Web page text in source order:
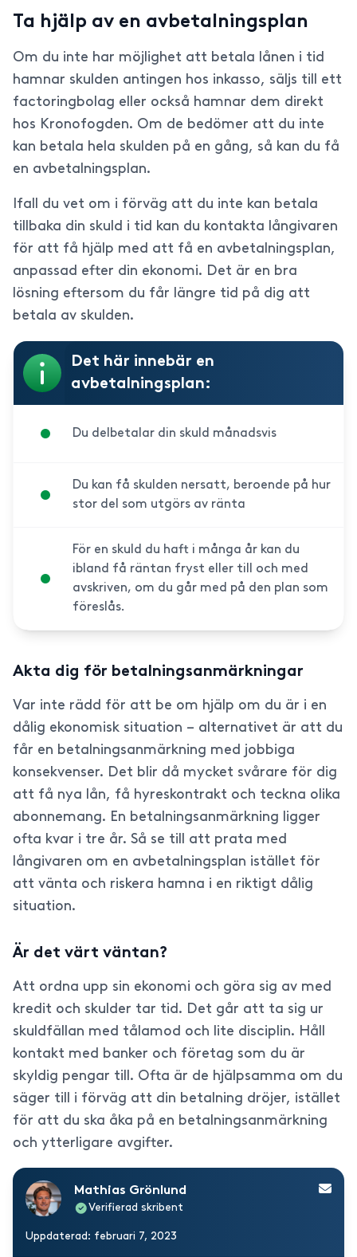
Ta hjälp av en avbetalningsplan
Om du inte har möjlighet att betala lånen i tid
hamnar skulden antingen hos inkasso, säljs till ett
factoringbolag eller också hamnar dem direkt
hos Kronofogden. Om de bedömer att du inte
kan betala hela skulden på en gång, så kan du få
en avbetalningsplan.
Ifall du vet om i förväg att du inte kan betala
tillbaka din skuld i tid kan du kontakta långivaren
för att få hjälp med att få en avbetalningsplan,
anpassad efter din ekonomi. Det är en bra
lösning eftersom du får längre tid på dig att
betala av skulden.
Det här innebär en
avbetalningsplan:
Du delbetalar din skuld månadsvis
Du kan få skulden nersatt, beroende på hur
stor del som utgörs av ränta
För en skuld du haft i många år kan du
ibland få räntan fryst eller till och med
avskriven, om du går med på den plan som
föreslås.
Akta dig för betalningsanmärkningar
Var inte rädd för att be om hjälp om du är i en
dålig ekonomisk situation – alternativet är att du
får en betalningsanmärkning med jobbiga
konsekvenser. Det blir då mycket svårare för dig
att få nya lån, få hyreskontrakt och teckna olika
abonnemang. En betalningsanmärkning ligger
ofta kvar i tre år. Så se till att prata med
långivaren om en avbetalningsplan istället för
att vänta och riskera hamna i en riktigt dålig
situation.
Är det värt väntan?
Att ordna upp sin ekonomi och göra sig av med
kredit och skulder tar tid. Det går att ta sig ur
skuldfällan med tålamod och lite disciplin. Håll
kontakt med banker och företag som du är
skyldig pengar till. Ofta är de hjälpsamma om du
säger till i förväg att din betalning dröjer, istället
för att du ska åka på en betalningsanmärkning
och ytterligare avgifter.
Mathias Grönlund
Verifierad skribent
Uppdaterad: februari 7, 2023